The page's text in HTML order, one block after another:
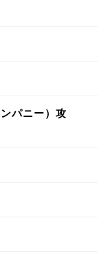
パニー）攻